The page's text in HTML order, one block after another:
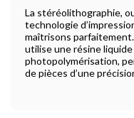
La stéréolithographie,
technologie
maîtrisons
utilise une résine
photopolymérisation,
de pièces d’une